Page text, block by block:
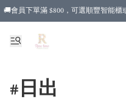
🚚會員下單滿 $800，可選順豐智能櫃
#日出